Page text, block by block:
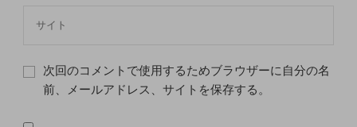
次回のコメントで使用するためブラウザーに自分の名
前、メールアドレス、サイトを保存する。